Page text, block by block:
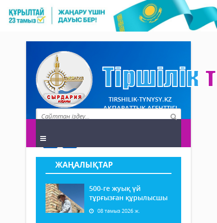
TIRSHILIK-TYNYSY.KZ
АҚПАРАТТЫҚ АГЕНТТІГІ
ЖАҢАЛЫҚТАР
500-ге жуық үй
тұрғызған құрылысшы
08 тамыз 2026 ж.